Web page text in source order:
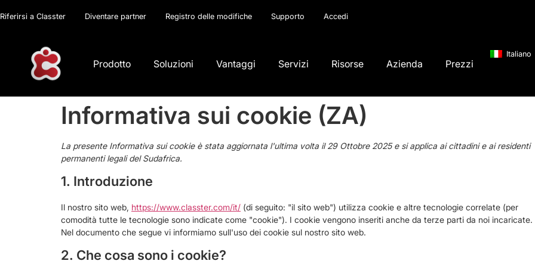
Riferirsi a Classter Diventare partner Registro delle modifiche Supporto Accedi
Prodotto Soluzioni Vantaggi Servizi Risorse Azienda Prezzi
Italiano
Informativa sui cookie (ZA)
La presente Informativa sui cookie è stata aggiornata l'ultima volta il 29 Ottobre 2025 e si applica ai cittadini e ai residenti
permanenti legali del Sudafrica.
1. Introduzione
Il nostro sito web, https://www.classter.com/it/ (di seguito: "il sito web") utilizza cookie e altre tecnologie correlate (per
comodità tutte le tecnologie sono indicate come "cookie"). I cookie vengono inseriti anche da terze parti da noi incaricate.
Nel documento che segue vi informiamo sull'uso dei cookie sul nostro sito web.
2. Che cosa sono i cookie?